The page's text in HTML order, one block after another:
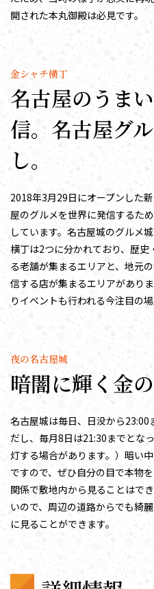
開された本丸御殿は必見です。
名古屋のうま
信。名古屋グ
し。
金シャチ横丁
2018年3月29日にオープンした
屋のグルメを世界に発信するた
しています。名古屋城のグルメ
横丁は2つに分かれており、歴
る老舗が集まるエリアと、地元
信する店が集まるエリアがあり
りイベントも行われる今注目の場
暗闇に輝く金
夜の名古屋城
名古屋城は毎日、日没から
だし、毎月8日は21:30までとな
灯する場合があります。）暗い
ですので、ぜひ自分の目で本物
関係で敷地内から見ることはで
いので、周辺の道路からでも綺
に見ることができます。